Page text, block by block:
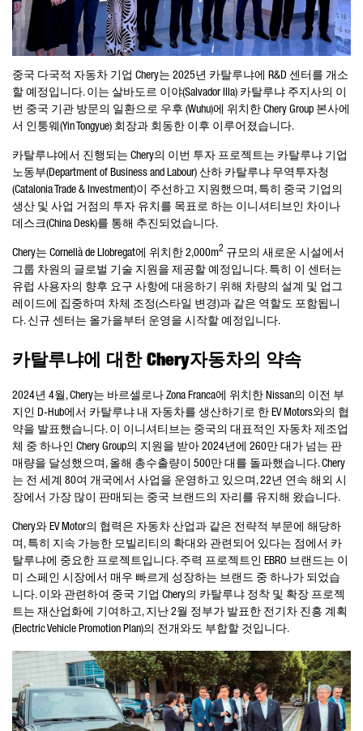
중국 다국적 자동차 기업 Chery는 2025년 카탈루냐에 R&D 센터를 개소
할 예정입니다. 이는 살바도르 이야(Salvador Illa) 카탈루냐 주지사의 이
번 중국 기관 방문의 일환으로 우후 (Wuhu)에 위치한 Chery Group 본사에
서 인퉁웨 (Yin Tongyue) 회장과 회동한 이후 이루어졌습니다.
카탈루냐에서 진행되는 Chery의 이번 투자 프로젝트는 카탈루냐 기업
노동부(Department of Business and Labour) 산하 카탈루냐 무역투자청
(Catalonia Trade & Investment)이 주선하고 지원했으며, 특히 중국 기업의
생산 및 사업 거점의 투자 유치를 목표로 하는 이니셔티브인 차이나
데스크(China Desk)를 통해 추진되었습니다.
Chery는 Cornellà de Llobregat에 위치한 2,000m2 규모의 새로운 시설에서
그룹 차원의 글로벌 기술 지원을 제공할 예정입니다. 특히 이 센터는
유럽 사용자의 향후 요구 사항에 대응하기 위해 차량의 설계 및 업그
레이드에 집중하며 차체 조정(스타일 변경)과 같은 역할도 포함됩니
다. 신규 센터는 올가을부터 운영을 시작할 예정입니다.
카탈루냐에 대한 Chery자동차의 약속
2024년 4월 , Chery는 바르셀로나 Zona Franca에 위치한 Nissan의 이전 부
지인 D-Hub에서 카탈루냐 내 자동차를 생산하기로 한 EV Motors와의 협
약을 발표했습니다. 이 이니셔티브는 중국의 대표적인 자동차 제조업
체 중 하나인 Chery Group의 지원을 받아 2024년에 260만 대가 넘는 판
매량을 달성했으며, 올해 총수출량이 500만 대를 돌파했습니다. Chery
는 전 세계 80여 개국에서 사업을 운영하고 있으며 , 22년 연속 해외 시
장에서 가장 많이 판매되는 중국 브랜드의 자리를 유지해 왔습니다.
Chery와 EV Motor의 협력은 자동차 산업과 같은 전략적 부문에 해당하
며, 특히 지속 가능한 모빌리티의 확대와 관련되어 있다는 점에서 카
탈루냐에 중요한 프로젝트입니다. 주력 프로젝트인 EBRO 브랜드는 이
미 스페인 시장에서 매우 빠르게 성장하는 브랜드 중 하나가 되었습
니다. 이와 관련하여 중국 기업 Chery의 카탈루냐 정착 및 확장 프로젝
트는 재산업화에 기여하고, 지난 2월 정부가 발표한 전기차 진흥 계획
(Electric Vehicle Promotion Plan)의 전개와도 부합할 것입니다.